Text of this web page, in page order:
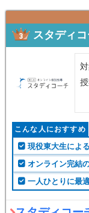
スタディ
こんな人におすすめ
現役東大生によ
オンライン完結
一人ひとりに最